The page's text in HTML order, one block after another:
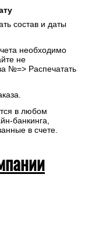
состав и даты
необходимо
не
№=> Распечатать
в любом
банкинга,
в счете.